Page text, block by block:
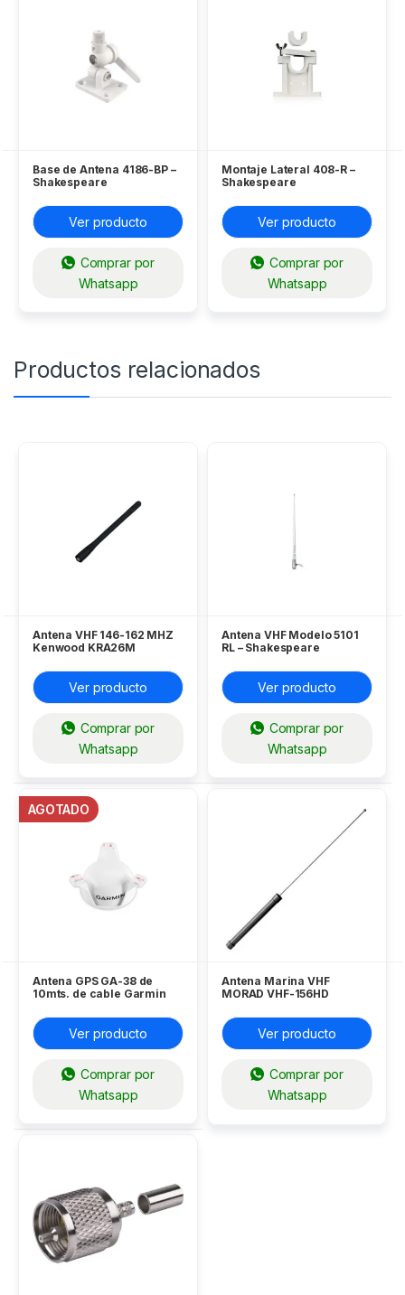
Base de Antena 4186-BP –
Shakespeare
Ver producto
Comprar por
Whatsapp
Montaje Lateral 408-R –
Shakespeare
Ver producto
Comprar por
Whatsapp
Productos relacionados
Antena VHF 146-162 MHZ
Kenwood KRA26M
Ver producto
Comprar por
Whatsapp
Antena VHF Modelo 5101
RL – Shakespeare
Ver producto
Comprar por
Whatsapp
AGOTADO
Antena GPS GA-38 de
10mts. de cable Garmin
Ver producto
Comprar por
Whatsapp
Antena Marina VHF
MORAD VHF-156HD
Ver producto
Comprar por
Whatsapp